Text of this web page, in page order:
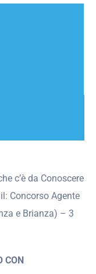
c’è da Conoscere
Concorso Agente
e Brianza) – 3
CON